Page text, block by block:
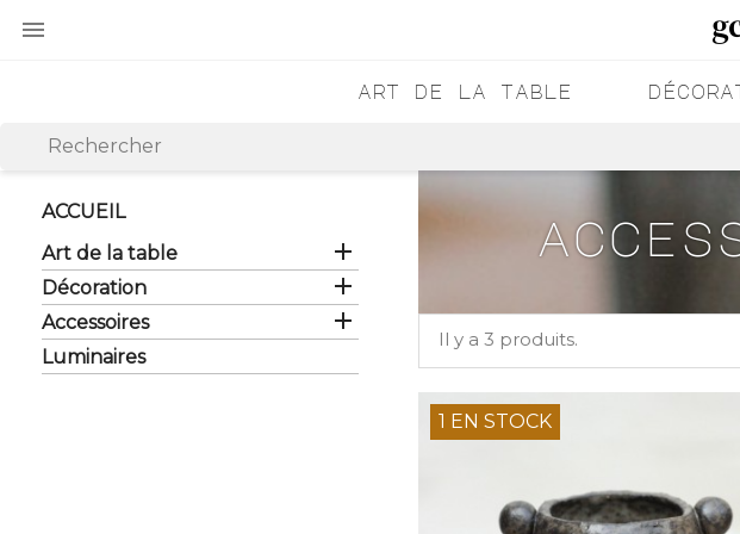

art de la table

la
Luminaires
Accessoires
ACCUEIL
Art de la table

Décoration 
Accessoires 
Luminaires
Il y a 3 produits.
1 EN STOCK